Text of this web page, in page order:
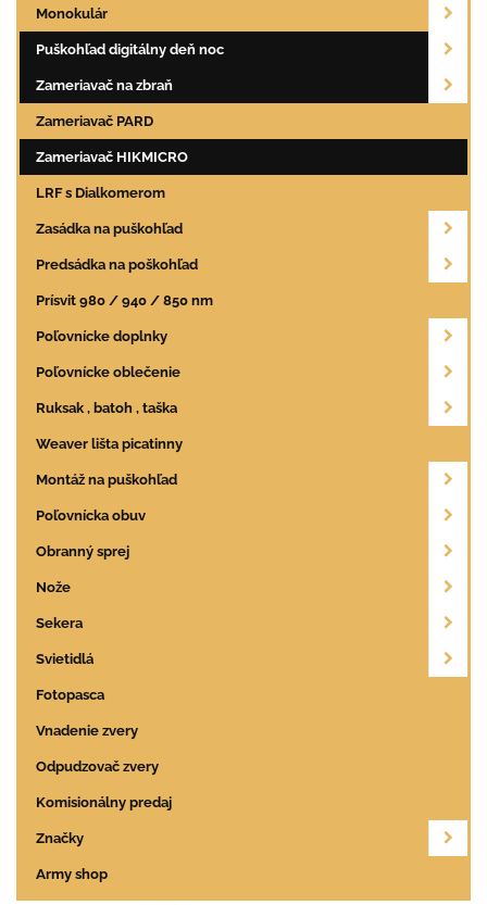
Monokulár
Puškohľad digitálny deň noc
Zameriavač na zbraň
Zameriavač PARD
Zameriavač HIKMICRO
LRF s Dialkomerom
Zasádka na puškohľad
Predsádka na poškohľad
Prísvit 980 / 940 / 850 nm
Poľovnícke doplnky
Poľovnícke oblečenie
Ruksak , batoh , taška
Weaver lišta picatinny
Montáž na puškohľad
Poľovnícka obuv
Obranný sprej
Nože
Sekera
Svietidlá
Fotopasca
Vnadenie zvery
Odpudzovač zvery
Komisionálny predaj
Značky
Army shop